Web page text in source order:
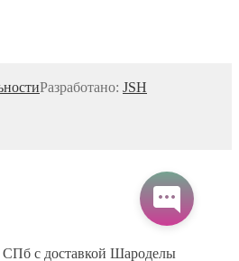
Разработано: JSH
с доставкой Шароделы